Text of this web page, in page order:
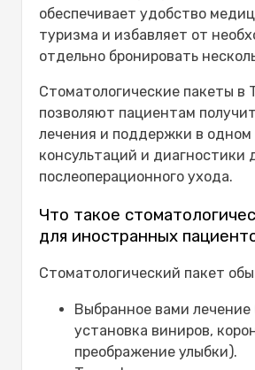
обеспечивает удобство
туризма и избавляет от
отдельно бронировать
Стоматологические пакеты в
позволяют пациентам
лечения и поддержки в
консультаций и диагностики
послеоперационного ухода.
Что такое
для иностранных
Стоматологический пакет
Выбранное вами
установка виниров,
преображение улыбки).